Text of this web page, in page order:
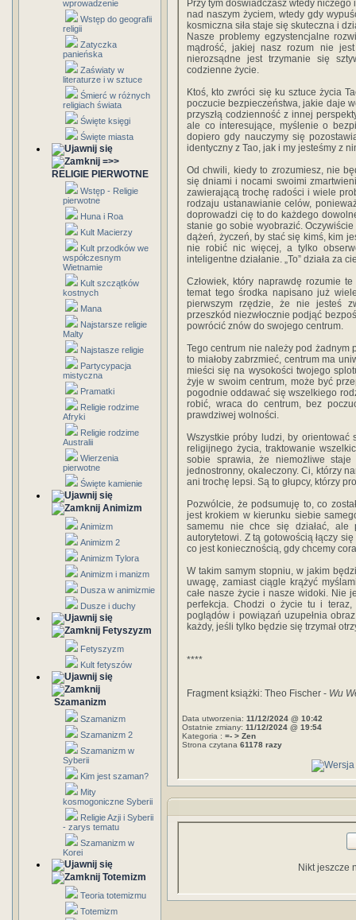
wprowadzenie
Wstęp do geografii
religii
Zatyczka
panieńska
Zaświaty w
literaturze i w sztuce
Śmierć w różnych
religiach świata
Święte księgi
Święte miasta
=>>
RELIGIE PIERWOTNE
Wstęp - Religie
pierwotne
Huna i Roa
Kult Macierzy
Kult przodków we
współczesnym
Wietnamie
Kult szczątków
kostnych
Mana
Najstarsze religie
Malty
Najstasze religie
Partycypacja
mistyczna
Pramatki
Religie rodzime
Afryki
Religie rodzime
Australii
Wierzenia
pierwotne
Święte kamienie
Animizm
Animizm
Animizm 2
Animizm Tylora
Animizm i manizm
Dusza w animizmie
Dusze i duchy
Fetyszyzm
Fetyszyzm
Kult fetyszów
Szamanizm
Szamanizm
Szamanizm 2
Szamanizm w
Syberii
Kim jest szaman?
Mity
kosmogoniczne Syberii
Religie Azji i Syberii
- zarys tematu
Szamanizm w
Korei
Totemizm
Teoria totemizmu
Totemizm
Przy tym doświadczasz wtedy
nad naszym życiem, wtedy gdy
kosmiczna siła staje się skuteczna i
Nasze problemy egzystencjalne
mądrość, jakiej nasz rozum nie
nierozsądne jest trzymanie się
codzienne życie.
Ktoś, kto zwróci się ku sztuce życia
poczucie bezpieczeństwa, jakie daje
przyszłą codzienność z innej
ale co interesujące, myślenie o
dopiero gdy nauczymy się
identyczny z Tao, jak i my jesteśmy z
Od chwili, kiedy to zrozumiesz, nie
się dniami i nocami swoimi
zawierającą trochę radości i wiele
rodzaju ustanawianie celów,
doprowadzi cię to do każdego
stanie go sobie wyobrazić.
dążeń, życzeń, by stać się kimś, kim
nie robić nic więcej, a tylko
inteligentne działanie. „To” działa za
Człowiek, który naprawdę rozumie
temat tego środka napisano już
pierwszym rzędzie, że nie jesteś
przeszkód niezwłocznie podjąć
powrócić znów do swojego centrum.
Tego centrum nie należy pod żadnym
to miałoby zabrzmieć, centrum ma
mieści się na wysokości twojego
żyje w swoim centrum, może być
pogodnie oddawać się wszelkiego
robić, wraca do centrum, bez
prawdziwej wolności.
Wszystkie próby ludzi, by orientować
religijnego życia, traktowanie
sobie sprawia, że niemożliwe
jednostronny, okaleczony. Ci, którzy
ani trochę lepsi. Są to głupcy, którzy
Pozwólcie, że podsumuję to, co
jest krokiem w kierunku siebie
samemu nie chce się działać, ale
autorytetowi. Z tą gotowością łączy
co jest koniecznością, gdy chcemy
W takim samym stopniu, w jakim
uwagę, zamiast ciągle krążyć
całe nasze życie i nasze widoki. Nie
perfekcja. Chodzi o życie tu i
poglądów i powiązań uzupełnia
każdy, jeśli tylko będzie się trzymał
****
Fragment książki: Theo Fischer - Wu
Data utworzenia: 11/12/2024 @ 10:42
Ostatnie zmiany: 11/12/2024 @ 19:54
Kategoria : =- > Zen
Strona czytana 61178 razy
Nikt jeszcze